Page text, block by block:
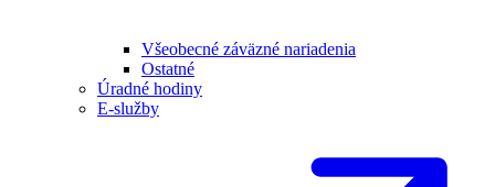
Všeobecné záväzné nariadenia
Ostatné
Úradné hodiny
E-služby